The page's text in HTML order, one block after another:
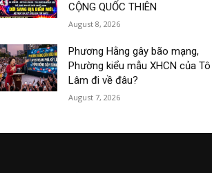
CỘNG QUỐC THIÊN
August 8, 2026
Phương Hằng gây bão mạng,
Phường kiểu mẫu XHCN của Tô
Lâm đi về đâu?
August 7, 2026